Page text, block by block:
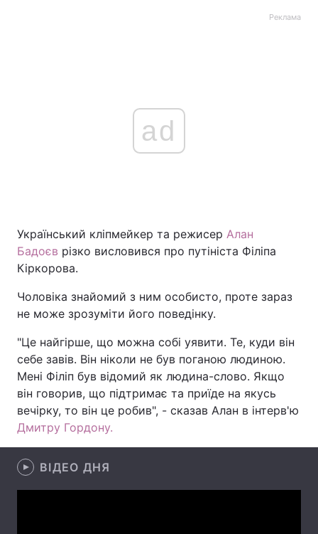
Головна
Політика
Економіка Світ
Спорт
Техно і зв'язок Лайт
Зброя
Здоров'я
Реклама
ad
Український кліпмейкер та режисер Алан
Бадоєв різко висловився про путініста Філіпа
Кіркорова.
Чоловіка знайомий з ним особисто, проте зараз
не може зрозуміти його поведінку.
"Це найгірше, що можна собі уявити. Те, куди він
себе завів. Він ніколи не був поганою людиною.
Мені Філіп був відомий як людина-слово. Якщо
він говорив, що підтримає та приїде на якусь
вечірку, то він це робив", - сказав Алан в інтерв'ю
Дмитру Гордону.
ВІДЕО ДНЯ